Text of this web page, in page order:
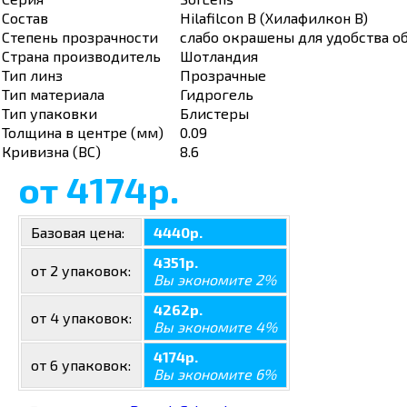
Состав
Hilafilcon B (Хилафилкон B)
Степень прозрачности
слабо окрашены для удобства
Страна производитель
Шотландия
Тип линз
Прозрачные
Тип материала
Гидрогель
Тип упаковки
Блистеры
Толщина в центре (мм)
0.09
Кривизна (ВС)
8.6
от 4174р.
Базовая цена: 4440р.
от 2 упаковок:
4351р.
Вы экономите 2%
от 4 упаковок:
4262р.
Вы экономите 4%
от 6 упаковок:
4174р.
Вы экономите 6%